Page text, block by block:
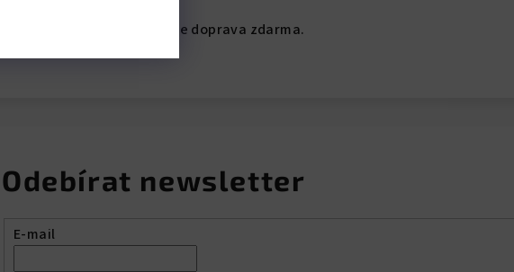
samolepek nad 1500 Kč je doprava zdarma.
Odebírat newsletter
E-mail